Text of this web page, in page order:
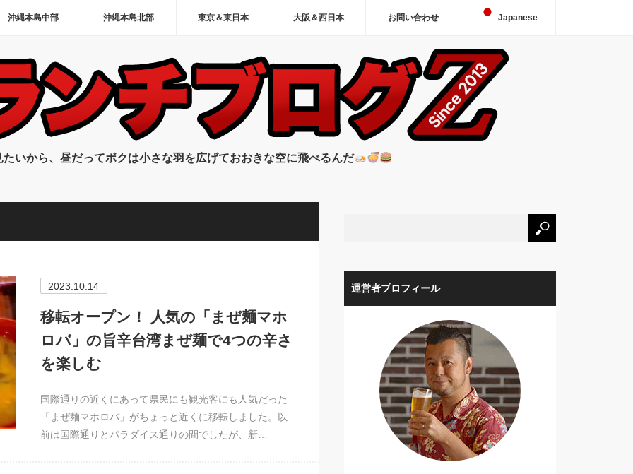
沖縄本島中部 沖縄本島北部 東京＆東日本 大阪＆西日本 お問い合わせ Japanese
いから、昼だってボクは小さな羽を広げておおきな空に飛べるんだ
2023.10.14
移転オープン！ 人気の「まぜ麺マホ
ロバ」の旨辛台湾まぜ麺で4つの辛さ
を楽しむ
国際通りの近くにあって県民にも観光客にも人気だった
「まぜ麺マホロバ」がちょっと近くに移転しました。以
前は国際通りとパラダイス通りの間でしたが、新…
運営者プロフィール